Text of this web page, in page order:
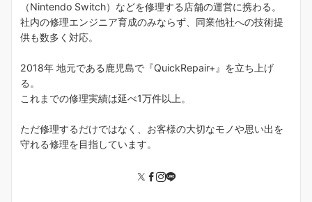
（Nintendo Switch）などを修理する店舗の運営に携わる。
社内の修理エンジニア育成のみならず、同業他社への技術提
供も数多く対応。
2018年 地元である鹿児島で『QuickRepair+』を立ち上げ
る。
これまでの修理実績は延べ1万件以上。
ただ修理するだけではなく、お客様の大切なモノや思い出を
守れる修理を目指しています。